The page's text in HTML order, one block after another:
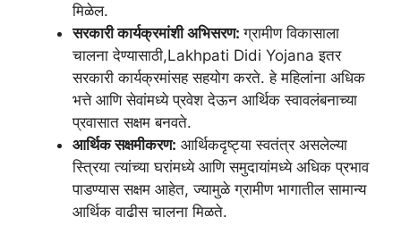
मिळेल.
सरकारी कार्यक्रमांशी अभिसरण:ग्रामीण विकासाला
चालना देण्यासाठी,Lakhpati Didi Yojana इतर
सरकारी कार्यक्रमांसह सहयोग करते. हे महिलांना अधिक
भत्ते आणि सेवांमध्ये प्रवेश देऊन आर्थिक स्वावलंबनाच्या
प्रवासात सक्षम बनवते.
आर्थिक सक्षमीकरण: आर्थिकदृष्ट्या स्वतंत्र असलेल्या
स्त्रिया त्यांच्या घरांमध्ये आणि समुदायांमध्ये अधिक प्रभाव
पाडण्यास सक्षम आहेत, ज्यामुळे ग्रामीण भागातील सामान्य
आर्थिक वाढीस चालना मिळते.